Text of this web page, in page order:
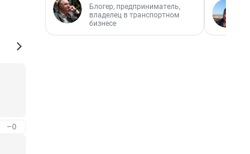
–0
Блогер, предприниматель,
владелец в транспортном
бизнесе